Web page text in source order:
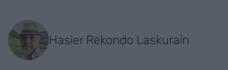
Hasier Rekondo Laskurain